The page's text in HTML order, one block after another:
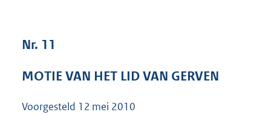
Nr. 11
MOTIE VAN HET LID VAN GERVEN
Voorgesteld 12 mei 2010